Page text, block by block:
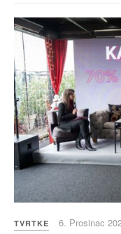
TVRTKE 6. Prosinac